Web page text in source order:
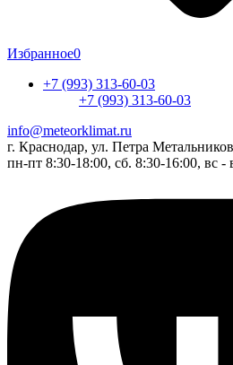
Избранное0
+7 (993) 313-60-03
+7 (993) 313-60-03
info@meteorklimat.ru
г. Краснодар, ул. Петра
пн-пт 8:30-18:00, сб. 8:30-16:00, вс -